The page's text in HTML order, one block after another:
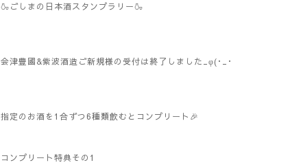
🍶ごしまの日本酒スタンプラリー🍶
会津豊國&紫波酒造ご新規様の受付は終了しました_φ(･_･
指定のお酒を1合ずつ6種類飲むとコンプリート🎉
コンプリート特典その1